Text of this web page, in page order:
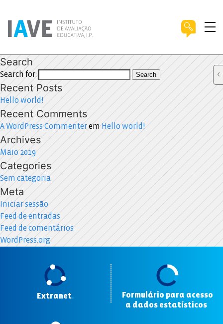
Search
Search for: Search
Recent Posts
Hello world!
Recent Comments
A WordPress Commenterem Hello world!
Archives
Maio 2019
Categories
Sem categoria
Meta
Iniciar sessão
Feed de entradas
Feed de comentários
WordPress.org
Extranet.
Formulário para acesso
a dados estatísticos